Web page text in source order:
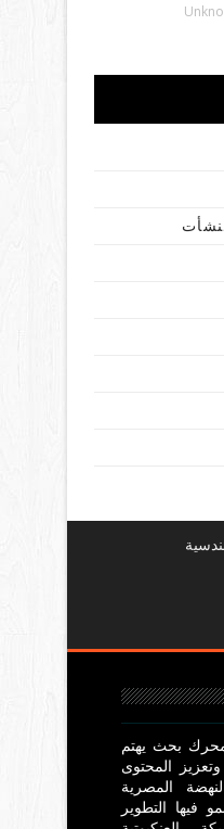
بحث يهتم
المحتوى
المصرية
فيها التطوير